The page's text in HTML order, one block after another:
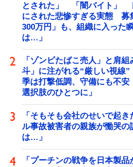
とされた」 「闇バイト」
にされた悲惨すぎる実態 募
300万円」も、組織に入った
は…」
「ゾンビたばこ売人」と肩
斗」に注がれる“厳しい視線
季は打撃低調、守備にも不
選択肢のひとつに」
「そもそも会社のせいで起
ル事故被害者の親族が慟哭
は…」
「プーチンの戦争を日本製